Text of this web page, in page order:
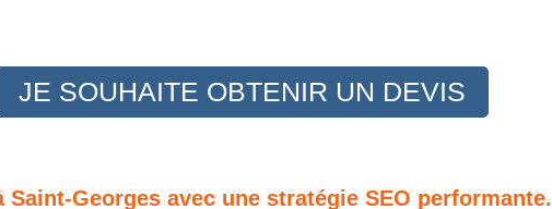
JE SOUHAITE OBTENIR UN DEVIS
Georges avec une stratégie SEO performante.